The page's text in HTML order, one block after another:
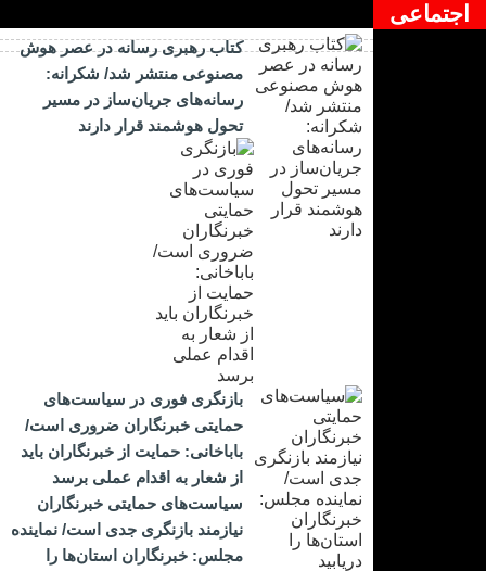
اجتماعی
کتاب رهبری رسانه در عصر هوش
مصنوعی منتشر شد/ شکرانه:
رسانه‌های جریان‌ساز در مسیر
تحول هوشمند قرار دارند
بازنگری فوری در سیاست‌های
حمایتی خبرنگاران ضروری است/
باباخانی: حمایت از خبرنگاران باید
از شعار به اقدام عملی برسد
سیاست‌های حمایتی خبرنگاران
نیازمند بازنگری جدی است/ نماینده
مجلس: خبرنگاران استان‌ها را